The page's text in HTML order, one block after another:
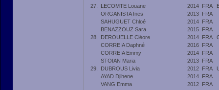
27.
LECOMTE Louane 2014 FRA
ORGANISTA Ines
2013 FRA
SAHUGUET Chloé
2014 FRA
BENAZZOUZ Sara
2015 FRA
28.
DEROUELLE Cléore 2014 FRA
CORREIA Daphné
2016 FRA
CORREIA Emmy
2014 FRA
STOIAN Maria
2013 FRA
29.
DUBROUS Livia 2012 FRA
AYAD Djihene
2014 FRA
VANG Emma
2012 FRA